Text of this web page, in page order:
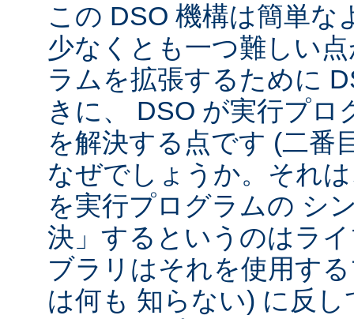
この DSO 機構は簡単な
少なくとも一つ難しい
ラムを拡張するために
きに、 DSO が実行プ
を解決する点です (二番
なぜでしょうか。それ
を実行プログラムの シ
決」するというのはラ
ブラリはそれを使用す
は何も 知らない) に反